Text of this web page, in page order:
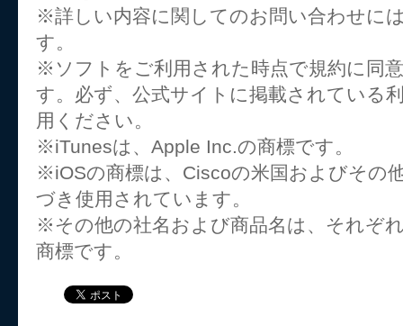
※詳しい内容に関してのお問い合わせに
す。
※ソフトをご利用された時点で規約に同
す。必ず、公式サイトに掲載されている
用ください。
※iTunesは、Apple Inc.の商標です。
※iOSの商標は、Ciscoの米国およびその
づき使用されています。
※その他の社名および商品名は、それぞ
商標です。